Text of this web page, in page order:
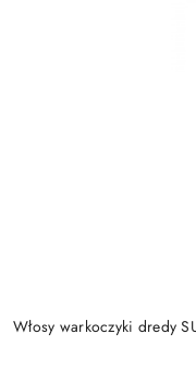
Włosy warkoczyki dredy